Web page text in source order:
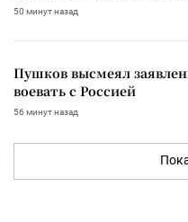
50 минут назад
Пушков высмеял
воевать с Россией
56 минут назад